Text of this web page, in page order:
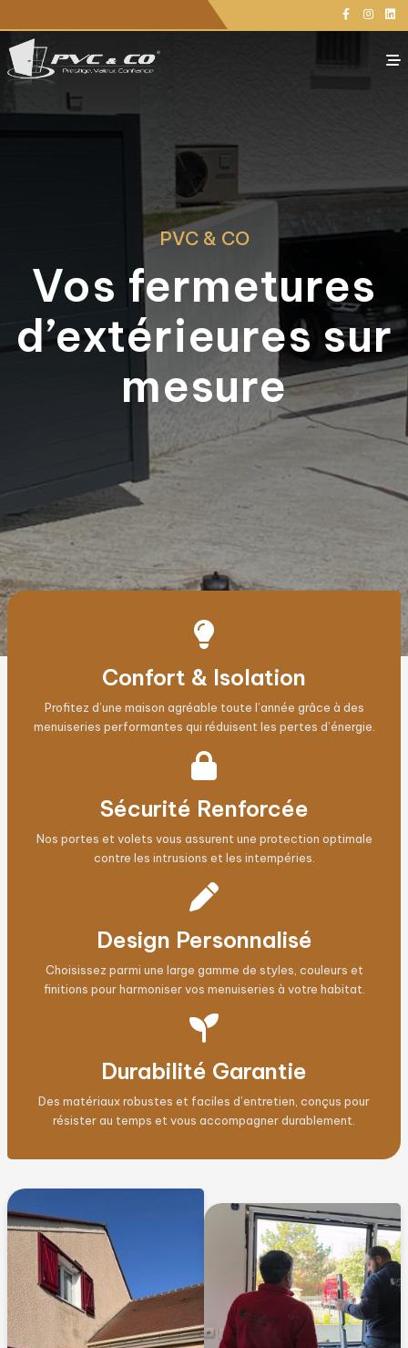
Actualités
Contacts
PVC & CO
Vos fermetures
d’extérieures sur
mesure
Confort & Isolation
Profitez d’une maison agréable toute l’année grâce à des
menuiseries performantes qui réduisent les pertes d’énergie.
Sécurité Renforcée
Nos portes et volets vous assurent une protection optimale
contre les intrusions et les intempéries.
Design Personnalisé
Choisissez parmi une large gamme de styles, couleurs et
finitions pour harmoniser vos menuiseries à votre habitat.
Durabilité Garantie
Des matériaux robustes et faciles d’entretien, conçus pour
résister au temps et vous accompagner durablement.